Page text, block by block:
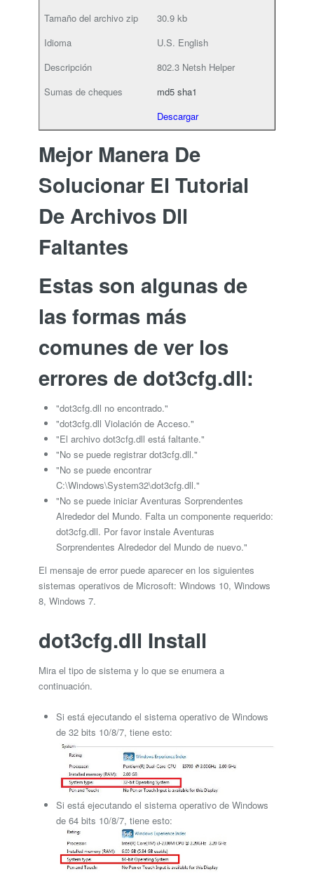
30.9 kb
U.S. English
802.3 Netsh Helper
md5 sha1
Descargar
Mejor Manera De
Solucionar El Tutorial
De Archivos Dll
Faltantes
Estas son algunas de
las formas más
comunes de ver los
errores de dot3cfg.dll:
"dot3cfg.dll no encontrado."
"dot3cfg.dll Violación de Acceso."
"El archivo dot3cfg.dll está faltante."
"No se puede registrar dot3cfg.dll."
"No se puede encontrar
C:\Windows\System32\dot3cfg.dll."
"No se puede iniciar Aventuras Sorprendentes
Alrededor del Mundo. Falta un componente requerido:
dot3cfg.dll. Por favor instale Aventuras
Sorprendentes Alrededor del Mundo de nuevo."
El mensaje de error puede aparecer en los siguientes
sistemas operativos de Microsoft: Windows 10, Windows
8, Windows 7.
dot3cfg.dll Install
Mira el tipo de sistema y lo que se enumera a
continuación.
Si está ejecutando el sistema operativo de Windows
de 32 bits 10/8/7, tiene esto:
Si está ejecutando el sistema operativo de Windows
de 64 bits 10/8/7, tiene esto: